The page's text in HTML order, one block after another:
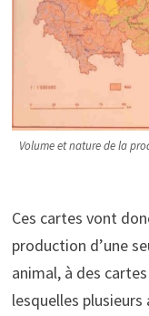
Volume et nature de la
Ces cartes vont
production d’une
animal, à des
lesquelles